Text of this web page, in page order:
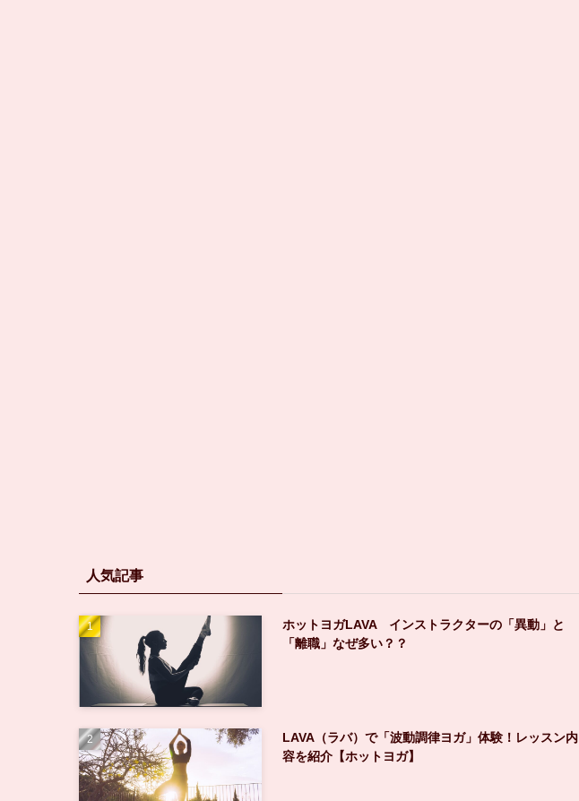
人気記事
ホットヨガLAVA インストラクターの「異動」と
「離職」なぜ多い？？
LAVA（ラバ）で「波動調律ヨガ」体験！レッスン内
容を紹介【ホットヨガ】